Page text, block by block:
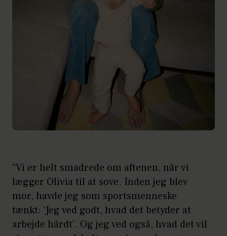
“Vi er helt smadrede om aftenen, når vi
lægger Olivia til at sove. Inden jeg blev
mor, havde jeg som sportsmenneske
tænkt: ‘Jeg ved godt, hvad det betyder at
arbejde hårdt’. Og jeg ved også, hvad det vil